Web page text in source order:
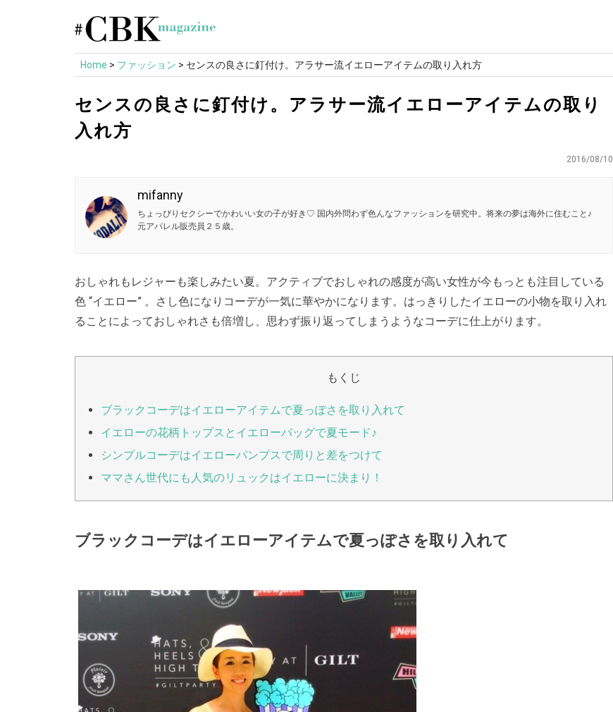
content
Home > ファッション > センスの良さに釘付け。アラサー流イエローアイテムの取り入れ方
センスの良さに釘付け。アラサー流イエローアイテムの取り
入れ方
2016/08/10
mifanny
ちょっぴりセクシーでかわいい女の子が好き♡ 国内外問わず色んなファッションを研究中。将来の夢は海外に住むこと♪
元アパレル販売員２５歳。
おしゃれもレジャーも楽しみたい夏。アクティブでおしゃれの感度が高い女性が今もっとも注目している
色 “イエロー” 。さし色になりコーデが一気に華やかになります。はっきりしたイエローの小物を取り入れ
ることによっておしゃれさも倍増し、思わず振り返ってしまうようなコーデに仕上がります。
もくじ
ブラックコーデはイエローアイテムで夏っぽさを取り入れて
イエローの花柄トップスとイエローバッグで夏モード♪
シンプルコーデはイエローパンプスで周りと差をつけて
ママさん世代にも人気のリュックはイエローに決まり！
ブラックコーデはイエローアイテムで夏っぽさを取り入れて